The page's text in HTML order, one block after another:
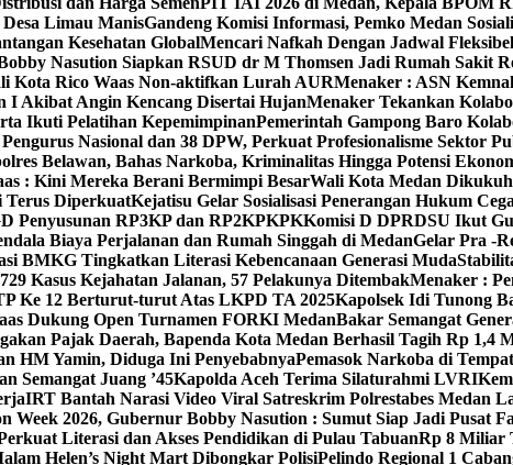
Limau ManisGandeng Komisi Informasi, Pemko Medan
Kesehatan GlobalMencari Nafkah Dengan Jadwal
Nasution Siapkan RSUD dr M Thomsen Jadi Rumah Sakit
Kota Rico Waas Non-aktifkan Lurah AURMenaker : ASN
I Akibat Angin Kencang Disertai HujanMenaker Tekankan
Ikuti Pelatihan KepemimpinanPemerintah Gampong Baro
Nasional dan 38 DPW, Perkuat Profesionalisme Sektor
Belawan, Bahas Narkoba, Kriminalitas Hingga Potensi
: Kini Mereka Berani Bermimpi BesarWali Kota Medan
Terus DiperkuatKejatisu Gelar Sosialisasi Penerangan Hukum
Penyusunan RP3KP dan RP2KPKPKKomisi D DPRDSU Ikut
Biaya Perjalanan dan Rumah Singgah di MedanGelar Pra -
BMKG Tingkatkan Literasi Kebencanaan Generasi Muda
Kasus Kejahatan Jalanan, 57 Pelakunya DitembakMenaker :
Ke 12 Berturut-turut Atas LKPD TA 2025Kapolsek Idi Tunong
Dukung Open Turnamen FORKI MedanBakar Semangat
Pajak Daerah, Bapenda Kota Medan Berhasil Tagih Rp 1,4
HM Yamin, Diduga Ini PenyebabnyaPemasok Narkoba di
Semangat Juang ’45Kapolda Aceh Terima Silaturahmi LVRI
IRT Bantah Narasi Video Viral Satreskrim Polrestabes Medan
Week 2026, Gubernur Bobby Nasution : Sumut Siap Jadi Pusat
Literasi dan Akses Pendidikan di Pulau TabuanRp 8 Miliar
Helen’s Night Mart Dibongkar PolisiPelindo Regional 1